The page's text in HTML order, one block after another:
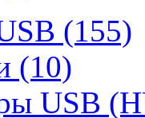
(155)
(10)
USB